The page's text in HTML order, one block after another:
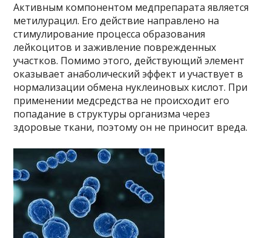
Активным компонентом медпрепарата является
метилурацил. Его действие направлено на
стимулирование процесса образования
лейкоцитов и заживление поврежденных
участков. Помимо этого, действующий элемент
оказывает анаболический эффект и участвует в
нормализации обмена нуклеиновых кислот. При
применении медсредства не происходит его
попадание в структуры организма через
здоровые ткани, поэтому он не приносит вреда.